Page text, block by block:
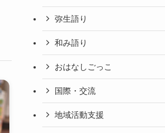
弥生語り
和み語り
おはなしごっこ
国際・交流
地域活動支援